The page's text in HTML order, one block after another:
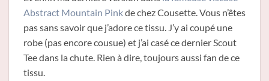
Abstract Mountain Pinkde chez Cousette. Vous n’êtes
pas sans savoir que j’adore ce tissu. J’y ai coupé une
robe (pas encore cousue) et j’ai casé ce dernier Scout
Tee dans la chute. Rien à dire, toujours aussi fan de ce
tissu.